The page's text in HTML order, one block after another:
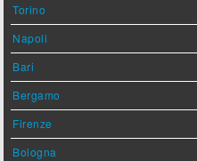
Torino
Napoli
Bari
Bergamo
Firenze
Bologna